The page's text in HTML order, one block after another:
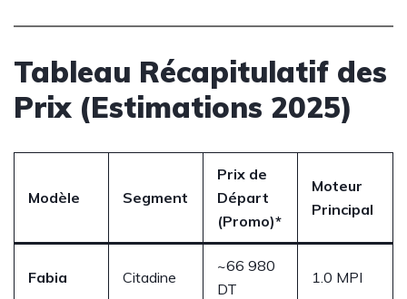
Tableau Récapitulatif des
Prix (Estimations 2025)
Modèle Segment
Prix de
Départ
(Promo)*
Moteur
Principal
Fabia Citadine
~66 980
DT
1.0 MPI